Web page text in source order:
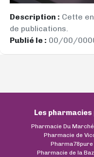
Description : Cette
de publications.
Publié le : 00/00/
Les
Pharmacie Du
Pharmacie de
Pharma78pure
Pharmacie de la